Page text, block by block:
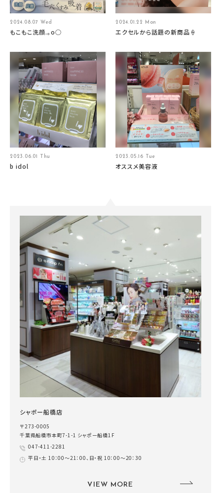
2024.08.07 Wed
もこもこ洗顔.。o○
2024.01.22 Mon
エクセルから話題の新商品🍦
2023.06.01 Thu
b idol
2023.05.16 Tue
オススメ美容液
シャポー船橋店
〒273-0005
千葉県船橋市本町7-1-1 シャポー船橋1F
047-411-2281
平日・土 10：00～21：00、日・祝 10：00～20：30
VIEW MORE